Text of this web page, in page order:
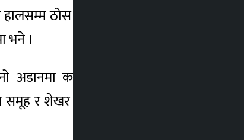
ठोस निष्कर्षमा पुग्न सकिएको छैन
भने ।
अडानमा कायम रहेपछि संस्थापन पक्ष
र शेखर कोइराला समूहका प्रतिनिधि